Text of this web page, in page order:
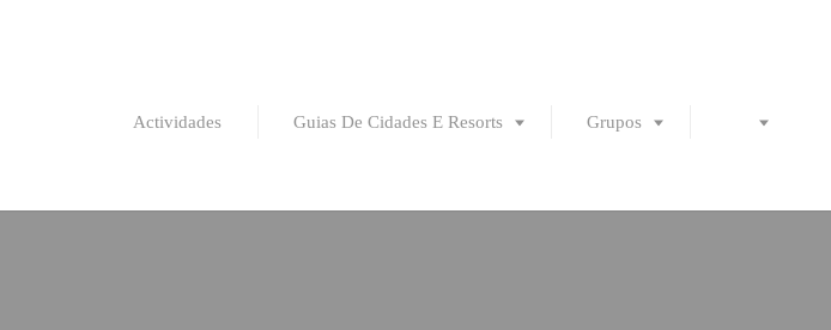
Actividades Guias De Cidades E Resorts Grupos